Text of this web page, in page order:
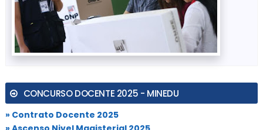
CONCURSO DOCENTE 2025 - MINEDU
» Contrato Docente 2025